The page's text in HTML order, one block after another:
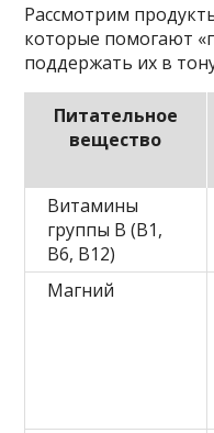
Рассмотрим
которые помогают
поддержать их в
Питательное
вещество
Витамины
группы В (B1,
B6, B12)
Магний